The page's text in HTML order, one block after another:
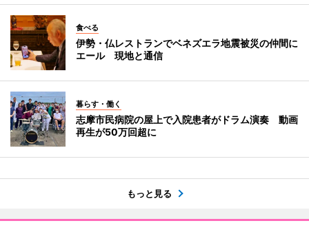
食べる
伊勢・仏レストランでベネズエラ地震被災の仲間に
エール 現地と通信
暮らす・働く
志摩市民病院の屋上で入院患者がドラム演奏 動画
再生が50万回超に
もっと見る